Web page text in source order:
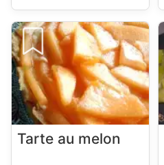
Tarte au melon